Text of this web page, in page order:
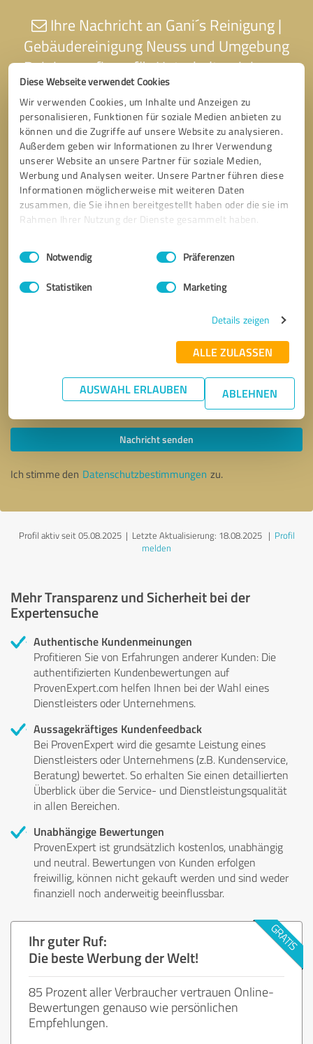
Diese Webseite verwendet Cookies
Wir verwenden Cookies, um Inhalte und Anzeigen zu
personalisieren, Funktionen für soziale Medien anbieten zu
können und die Zugriffe auf unsere Website zu analysieren.
Außerdem geben wir Informationen zu Ihrer Verwendung
unserer Website an unsere Partner für soziale Medien,
Werbung und Analysen weiter. Unsere Partner führen diese
Informationen möglicherweise mit weiteren Daten
zusammen, die Sie ihnen bereitgestellt haben oder die sie im
Rahmen Ihrer Nutzung der Dienste gesammelt haben.
Impressum Datenschutzbestimmungen
Einwilligungsauswahl
Notwendig Präferenzen
Statistiken Marketing
Details zeigen
ALLE ZULASSEN
AUSWAHL ERLAUBEN ABLEHNEN
Ihre Nachricht an Gani´s Reinigung |
Gebäudereinigung Neuss und Umgebung
Reinigungsfirma für Unterhaltsreinigung,
Glasreinigung, Grundreinigung
Bitte um Rückruf * Erforderliche Angaben
Nachricht senden
Ich stimme den Datenschutzbestimmungen zu.
Profil aktiv seit 05.08.2025 | Letzte Aktualisierung: 18.08.2025| Profil
melden
Mehr Transparenz und Sicherheit bei der
Expertensuche
Authentische Kundenmeinungen
Profitieren Sie von Erfahrungen anderer Kunden: Die
authentifizierten Kundenbewertungen auf
ProvenExpert.com helfen Ihnen bei der Wahl eines
Dienstleisters oder Unternehmens.
Aussagekräftiges Kundenfeedback
Bei ProvenExpert wird die gesamte Leistung eines
Dienstleisters oder Unternehmens (z.B. Kundenservice,
Beratung) bewertet. So erhalten Sie einen detaillierten
Überblick über die Service- und Dienstleistungsqualität
in allen Bereichen.
Unabhängige Bewertungen
ProvenExpert ist grundsätzlich kostenlos, unabhängig
und neutral. Bewertungen von Kunden erfolgen
freiwillig, können nicht gekauft werden und sind weder
finanziell noch anderweitig beeinflussbar.
Ihr guter Ruf:
Die beste Werbung der Welt!
85 Prozent aller Verbraucher vertrauen Online-
Bewertungen genauso wie persönlichen
Empfehlungen.